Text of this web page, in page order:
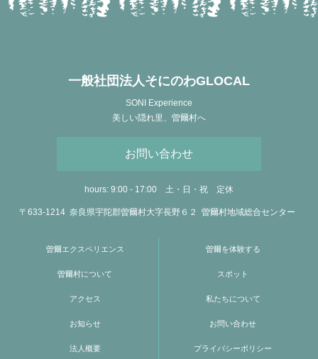
一般社団法人そにのわGLOCAL
SONI Experience
美しい隠れ里、曽爾村へ
お問い合わせ
hours: 9:00 - 17:00 土・日・祝 定休
〒633-1214 奈良県宇陀郡曽爾村大字長野６２ 曽爾村地域総合センター
曽爾エクスペリエンス 曽爾を体験する
曽爾村について スポット
アクセス 私たちについて
お知らせ お問い合わせ
法人概要 プライバシーポリシー